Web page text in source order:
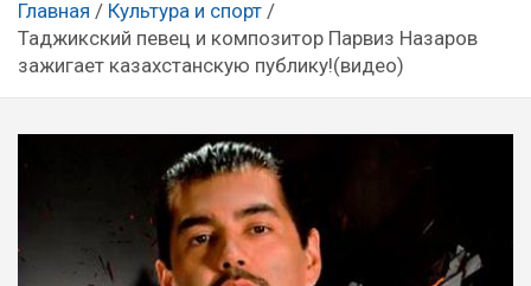
Главная
Культура и спорт
Таджикский певец и композитор Парвиз Назаров
зажигает казахстанскую публику!(видео)